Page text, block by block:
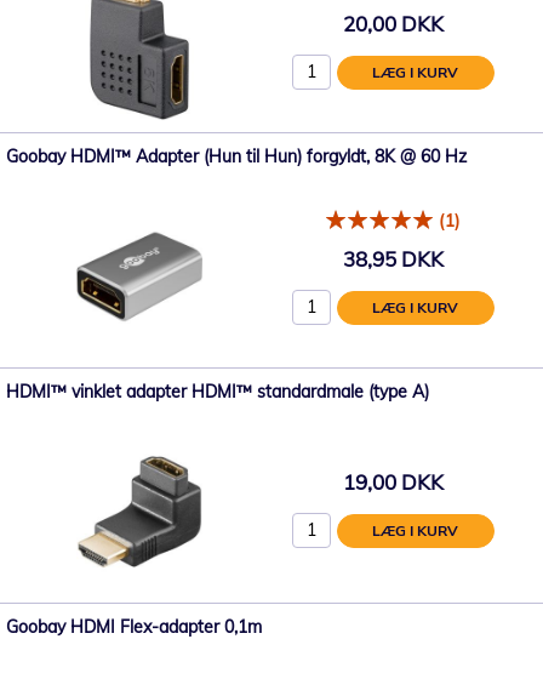
20,00 DKK
LÆG I KURV
Goobay HDMI™ Adapter (Hun til Hun) forgyldt, 8K @ 60 Hz
(1)
38,95 DKK
LÆG I KURV
HDMI™ vinklet adapter HDMI™ standardmale (type A)
19,00 DKK
LÆG I KURV
Goobay HDMI Flex-adapter 0,1m